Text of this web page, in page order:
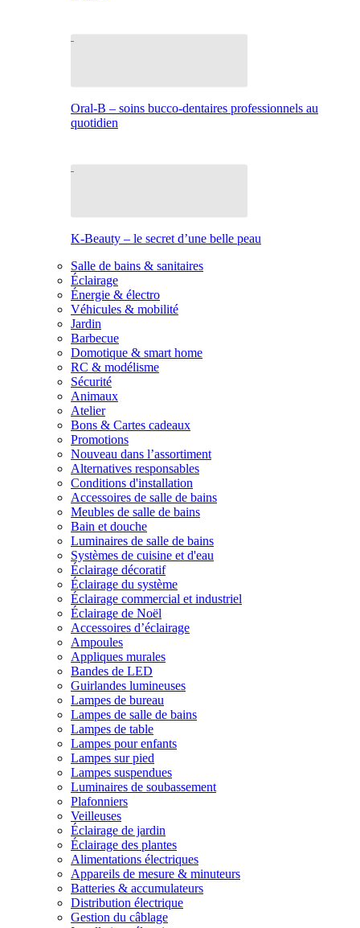
Oral-B – soins bucco-dentaires professionnels au
quotidien
K-Beauty – le secret d’une belle peau
Salle de bains & sanitaires
Éclairage
Énergie & électro
Véhicules & mobilité
Jardin
Barbecue
Domotique & smart home
RC & modélisme
Sécurité
Animaux
Atelier
Bons & Cartes cadeaux
Promotions
Nouveau dans l’assortiment
Alternatives responsables
Conditions d'installation
Accessoires de salle de bains
Meubles de salle de bains
Bain et douche
Luminaires de salle de bains
Systèmes de cuisine et d'eau
Éclairage décoratif
Éclairage du système
Éclairage commercial et industriel
Éclairage de Noël
Accessoires d’éclairage
Ampoules
Appliques murales
Bandes de LED
Guirlandes lumineuses
Lampes de bureau
Lampes de salle de bains
Lampes de table
Lampes pour enfants
Lampes sur pied
Lampes suspendues
Luminaires de soubassement
Plafonniers
Veilleuses
Éclairage de jardin
Éclairage des plantes
Alimentations électriques
Appareils de mesure & minuteurs
Batteries & accumulateurs
Distribution électrique
Gestion du câblage